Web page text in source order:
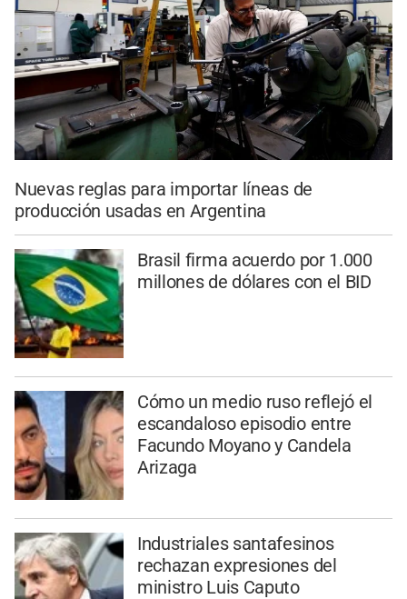
Nuevas reglas para importar líneas de
producción usadas en Argentina
Brasil firma acuerdo por 1.000
millones de dólares con el BID
Cómo un medio ruso reflejó el
escandaloso episodio entre
Facundo Moyano y Candela
Arizaga
Industriales santafesinos
rechazan expresiones del
ministro Luis Caputo